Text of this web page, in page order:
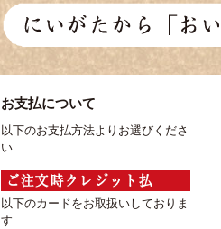
お支払について
以下のお支払方法よりお選びくださ
い
以下のカードをお取扱いしておりま
す